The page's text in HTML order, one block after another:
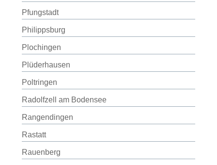
Pfungstadt
Philippsburg
Plochingen
Plüderhausen
Poltringen
Radolfzell am Bodensee
Rangendingen
Rastatt
Rauenberg